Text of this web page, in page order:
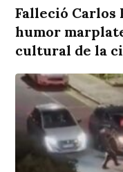
Falleció Carlos
humor
cultural de la